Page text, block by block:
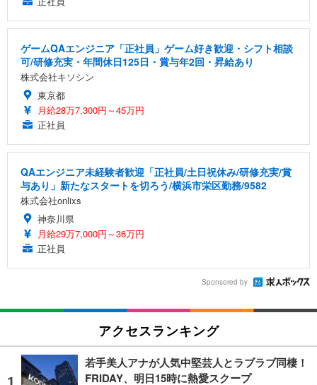
ゲームQAエンジニア「正社員」ゲーム好き歓迎・シフト相談
可/研修充実・年間休日125日・賞与年2回・昇給あり
株式会社キソシン
東京都
月給28万7,300円～45万円
正社員
QAエンジニア未経験者歓迎「正社員/土日祝休み/研修充実/賞
与あり」新たなスタートを切ろう/横浜市栄区勤務/9582
株式会社onlixs
神奈川県
月給29万7,000円～36万円
正社員
Sponsored by
アクセスランキング
若手美人アナが人気中堅芸人とラブラブ同棲！
FRIDAY、明日15時に熱愛スクープ